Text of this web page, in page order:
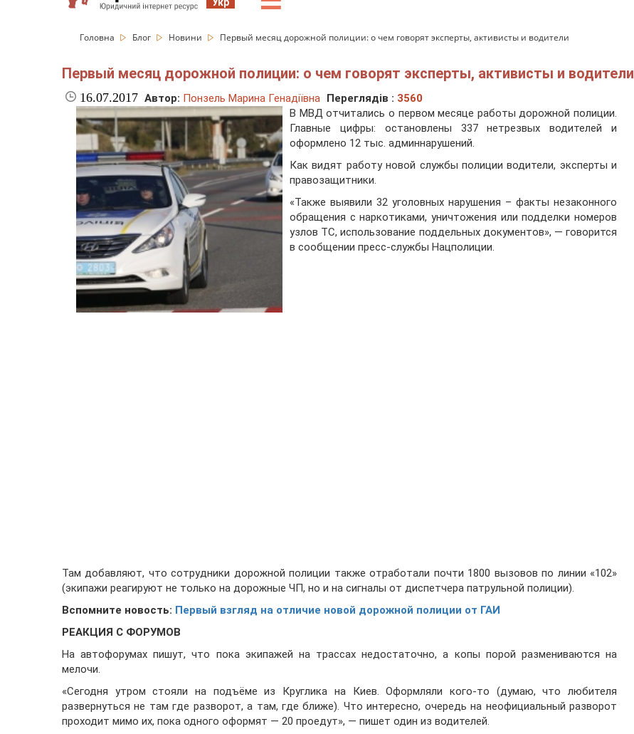
Головна Блог Новини Первый месяц дорожной полиции: о чем говорят эксперты, активисты и водители
Первый месяц дорожной полиции: о чем говорят эксперты, активисты и водители
16.07.2017 Автор: Понзель Марина Генадіївна Переглядів : 3560
В МВД отчитались о первом месяце работы дорожной полиции.
Главные цифры: остановлены 337 нетрезвых водителей и
оформлено 12 тыс. админнарушений.
Как видят работу новой службы полиции водители, эксперты и
правозащитники.
«Также выявили 32 уголовных нарушения – факты незаконного
обращения с наркотиками, уничтожения или подделки номеров
узлов ТС, использование поддельных документов», — говорится
в сообщении пресс-службы Нацполиции.
Там добавляют, что сотрудники дорожной полиции также отработали почти 1800 вызовов по линии «102»
(экипажи реагируют не только на дорожные ЧП, но и на сигналы от диспетчера патрульной полиции).
Вспомните новость: Первый взгляд на отличие новой дорожной полиции от ГАИ
РЕАКЦИЯ С ФОРУМОВ
На автофорумах пишут, что пока экипажей на трассах недостаточно, а копы порой размениваются на
мелочи.
«Сегодня утром стояли на подъёме из Круглика на Киев. Оформляли кого-то (думаю, что любителя
развернуться не там где разворот, а там, где ближе). Что интересно, очередь на неофициальный разворот
проходит мимо их, пока одного оформят — 20 проедут», — пишет один из водителей.